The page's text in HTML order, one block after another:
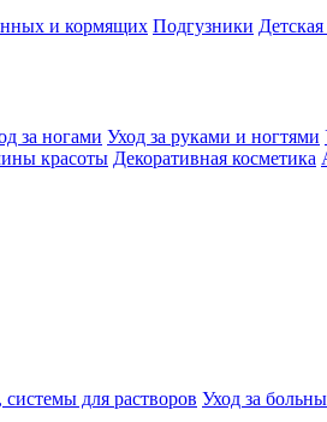
и кормящих Подгузники
за ногами Уход за руками и ногтями
красоты Декоративная косметика
для растворов Уход за